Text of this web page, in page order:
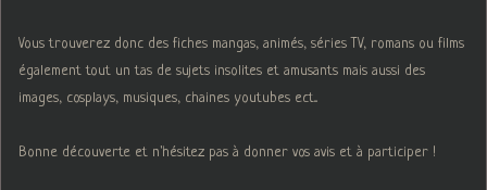
Vous trouverez donc des fiches mangas, animés, séries TV, romans ou films
également tout un tas de sujets insolites et amusants mais aussi des
images, cosplays, musiques, chaines youtubes ect...
Bonne découverte et n'hésitez pas à donner vos avis et à participer !